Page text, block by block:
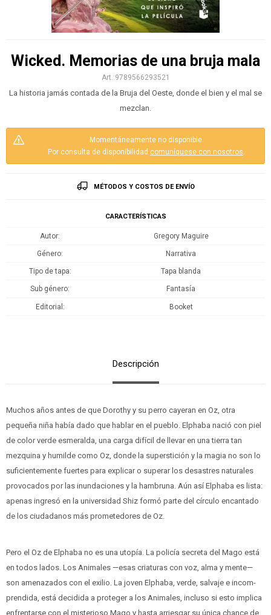
Wicked. Memorias de una bruja mala
9789566293521
La historia jamás contada de la Bruja del Oeste, donde el bien y el mal se
mezclan.
Momentáneamente no disponible.
Por consulta de disponibilidad comuníquese con nosotros.
MÉTODOS Y COSTOS DE ENVÍO
CARACTERÍSTICAS
Autor Gregory Maguire
Género Narrativa
Tipo de tapa Tapa blanda
Sub género Fantasía
Editorial Booket
Descripción
Muchos años antes de que Dorothy y su perro cayeran en Oz, otra
pequeña niña había dado que hablar en el pueblo. Elphaba nació con piel
de color verde esmeralda, una carga difícil de llevar en una tierra tan
mezquina y humilde como Oz, donde la superstición y la magia no son lo
suficientemente fuertes para explicar o superar los desastres naturales
provocados por las inundaciones y la hambruna. Aún así Elphaba es lista:
apenas ingresó en la universidad Shiz formó parte del círculo encantado
de los ciudadanos más prometedores de Oz.
Pero el Oz de Elphaba no es una utopía. La policía secreta del Mago está
en todos lados. Los Animales —esas criaturas con voz, alma y mente—
son amenazados con el exilio. La joven Elphaba, verde, salvaje e incom-
prendida, está decidida a proteger a los Animales, incluso si esto implica
enfrentarse con el misterioso Mago y hasta arriesgar su única chance de